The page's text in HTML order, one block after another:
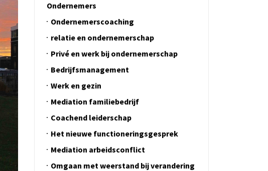
Ondernemers
Ondernemerscoaching
relatie en ondernemerschap
Privé en werk bij ondernemerschap
Bedrijfsmanagement
Werk en gezin
Mediation familiebedrijf
Coachend leiderschap
Het nieuwe functioneringsgesprek
Mediation arbeidsconflict
Omgaan met weerstand bij verandering